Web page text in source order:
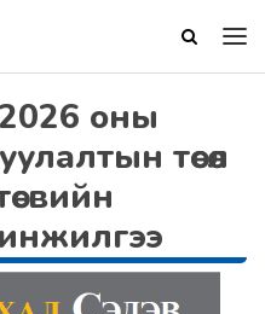
оны
төсөл